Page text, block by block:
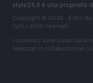
style24.it è una proprietà
Copyright © 2026 · Edito
Tutti i diritti riservati
I contenuti sono curati dalla
realizzati in collaborazione